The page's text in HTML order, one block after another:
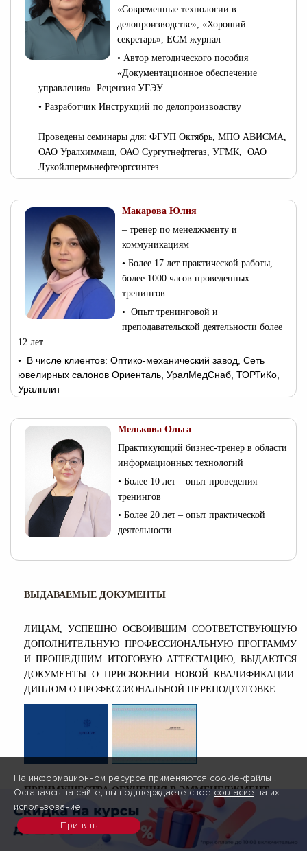
«Современные технологии в
делопроизводстве», «Хороший
секретарь», ЕСМ журнал
• Автор методического пособия
«Документационное обеспечение
управления». Рецензия УГЭУ.
• Разработчик Инструкций по делопроизводству
Проведены семинары для: ФГУП Октябрь, МПО АВИСМА,
ОАО Уралхиммаш, ОАО Сургутнефтегаз, УГМК, ОАО
Лукойлпермьнефтеоргсинтез.
Макарова Юлия
– тренер по менеджменту и
коммуникациям
• Более 17 лет практической работы,
более 1000 часов проведенных
тренингов.
• Опыт тренинговой и
преподавательской деятельности более
12 лет.
•
В числе клиентов: Оптико-механический завод, Сеть
ювелирных салонов Ориенталь, УралМедСнаб, ТОРТиКо,
Уралплит
Мелькова Ольга
Практикующий бизнес-тренер в области
информационных технологий
• Более 10 лет – опыт проведения
тренингов
• Более 20 лет – опыт практической
деятельности
ВЫДАВАЕМЫЕ ДОКУМЕНТЫ
ЛИЦАМ, УСПЕШНО ОСВОИВШИМ СООТВЕТСТВУЮЩУЮ
ДОПОЛНИТЕЛЬНУЮ ПРОФЕССИОНАЛЬНУЮ ПРОГРАММУ
И ПРОШЕДШИМ ИТОГОВУЮ АТТЕСТАЦИЮ, ВЫДАЮТСЯ
ДОКУМЕНТЫ О ПРИСВОЕНИИ НОВОЙ КВАЛИФИКАЦИИ:
ДИПЛОМ О ПРОФЕССИОНАЛЬНОЙ ПЕРЕПОДГОТОВКЕ.
ПРЕИМУЩЕСТВА ОБУЧЕНИЯ В ЭММЕНЕДЖМЕНТ
Преподаватели – действующие эксперты
Они регулярно отслеживают изменения в
На информационном ресурсе применяются cookie-файлы .
Оставаясь на сайте, вы подтверждаете своесогласиена их
использование.
Принять